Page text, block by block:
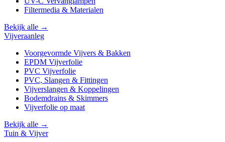
Filtermedia & Materialen
Bekijk alle →
Vijveraanleg
Voorgevormde Vijvers & Bakken
EPDM Vijverfolie
PVC Vijverfolie
PVC, Slangen & Fittingen
Vijverslangen & Koppelingen
Bodemdrains & Skimmers
Vijverfolie op maat
Bekijk alle →
Tuin & Vijver